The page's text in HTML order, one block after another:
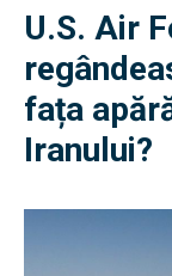
U.S. Air
fața
Iranului?